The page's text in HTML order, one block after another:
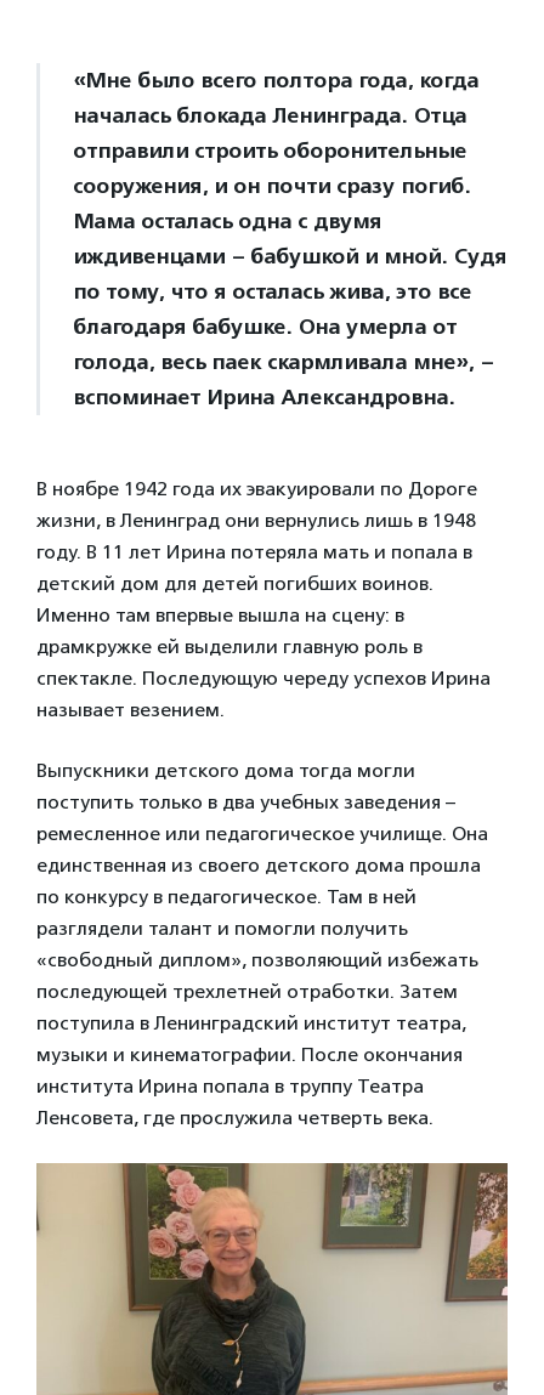
«Мне было всего полтора года, когда
началась блокада Ленинграда. Отца
отправили строить оборонительные
сооружения, и он почти сразу погиб.
Мама осталась одна с двумя
иждивенцами – бабушкой и мной. Судя
по тому, что я осталась жива, это все
благодаря бабушке. Она умерла от
голода, весь паек скармливала мне», –
вспоминает Ирина Александровна.
В ноябре 1942 года их эвакуировали по Дороге
жизни, в Ленинград они вернулись лишь в 1948
году. В 11 лет Ирина потеряла мать и попала в
детский дом для детей погибших воинов.
Именно там впервые вышла на сцену: в
драмкружке ей выделили главную роль в
спектакле. Последующую череду успехов Ирина
называет везением.
Выпускники детского дома тогда могли
поступить только в два учебных заведения –
ремесленное или педагогическое училище. Она
единственная из своего детского дома прошла
по конкурсу в педагогическое. Там в ней
разглядели талант и помогли получить
«свободный диплом», позволяющий избежать
последующей трехлетней отработки. Затем
поступила в Ленинградский институт театра,
музыки и кинематографии. После окончания
института Ирина попала в труппу Театра
Ленсовета, где прослужила четверть века.